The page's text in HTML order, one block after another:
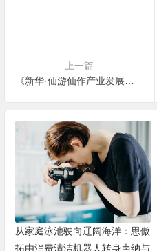
上一篇
从家庭泳池驶向辽阔海洋：思傲
拓由消费清洁机器人转身声纳与